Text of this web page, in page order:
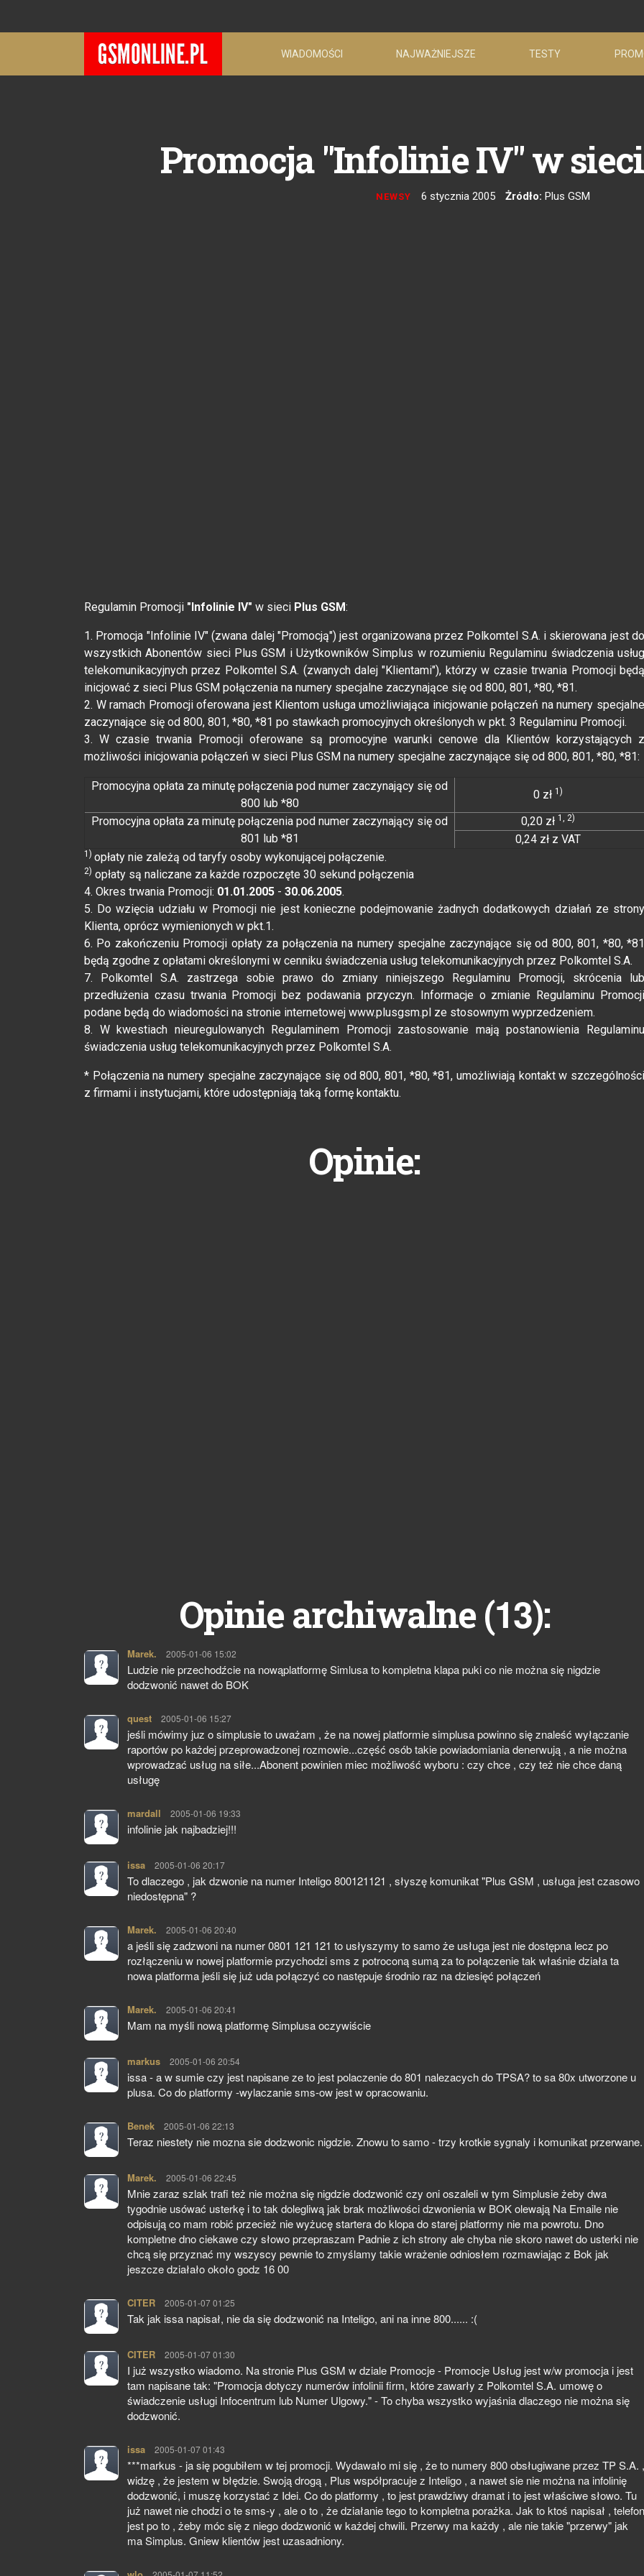
WIADOMOŚCI NAJWAŻNIEJSZE TESTY
Promocja "Infolinie IV" w
NEWSY 6 stycznia 2005 Żródło: Plus GSM
Regulamin Promocji "Infolinie IV" w sieci Plus GSM:
1. Promocja "Infolinie IV" (zwana dalej "Promocją") jest organizowana przez Polkomtel S.A. i skierowana jest do
wszystkich Abonentów sieci Plus GSM i Użytkowników Simplus w rozumieniu Regulaminu świadczenia usług
telekomunikacyjnych przez Polkomtel S.A. (zwanych dalej "Klientami"), którzy w czasie trwania Promocji będą
inicjować z sieci Plus GSM połączenia na numery specjalne zaczynające się od 800, 801, *80, *81.
2. W ramach Promocji oferowana jest Klientom usługa umożliwiająca inicjowanie połączeń na numery specjalne
zaczynające się od 800, 801, *80, *81 po stawkach promocyjnych określonych w pkt. 3 Regulaminu Promocji.
3. W czasie trwania Promocji oferowane są promocyjne warunki cenowe dla Klientów korzystających z
możliwości inicjowania połączeń w sieci Plus GSM na numery specjalne zaczynające się od 800, 801, *80, *81:
Promocyjna opłata za minutę połączenia pod numer zaczynający się od
800 lub *80
0 zł 1)
Promocyjna opłata za minutę połączenia pod numer zaczynający się od
801 lub *81
0,20 zł 1, 2)
0,24 zł z VAT
1) opłaty nie zależą od taryfy osoby wykonującej połączenie.
2) opłaty są naliczane za każde rozpoczęte 30 sekund połączenia
4. Okres trwania Promocji: 01.01.2005 - 30.06.2005.
5. Do wzięcia udziału w Promocji nie jest konieczne podejmowanie żadnych dodatkowych działań ze strony
Klienta, oprócz wymienionych w pkt.1.
6. Po zakończeniu Promocji opłaty za połączenia na numery specjalne zaczynające się od 800, 801, *80, *81
będą zgodne z opłatami określonymi w cenniku świadczenia usług telekomunikacyjnych przez Polkomtel S.A.
7. Polkomtel S.A. zastrzega sobie prawo do zmiany niniejszego Regulaminu Promocji, skrócenia lub
przedłużenia czasu trwania Promocji bez podawania przyczyn. Informacje o zmianie Regulaminu Promocji
podane będą do wiadomości na stronie internetowej www.plusgsm.pl ze stosownym wyprzedzeniem.
8. W kwestiach nieuregulowanych Regulaminem Promocji zastosowanie mają postanowienia Regulaminu
świadczenia usług telekomunikacyjnych przez Polkomtel S.A.
* Połączenia na numery specjalne zaczynające się od 800, 801, *80, *81, umożliwiają kontakt w szczególności
z firmami i instytucjami, które udostępniają taką formę kontaktu.
Opinie:
Opinie archiwalne (13):
Marek. pisze:
2005-01-06 15:02
Ludzie nie przechodźcie na nowąplatformę Simlusa to kompletna klapa puki co nie można się nigdzie
dodzwonić nawet do BOK
quest pisze:
2005-01-06 15:27
jeśli mówimy juz o simplusie to uważam , że na nowej platformie simplusa powinno się znaleść wyłączanie
raportów po każdej przeprowadzonej rozmowie...część osób takie powiadomiania denerwują , a nie można
wprowadzać usług na siłe...Abonent powinien miec możliwość wyboru : czy chce , czy też nie chce daną
usługę
mardall pisze:
2005-01-06 19:33
infolinie jak najbadziej!!!
issa pisze:
2005-01-06 20:17
To dlaczego , jak dzwonie na numer Inteligo 800121121 , słyszę komunikat "Plus GSM , usługa jest czasowo
niedostępna" ?
Marek. pisze:
2005-01-06 20:40
a jeśli się zadzwoni na numer 0801 121 121 to usłyszymy to samo że usługa jest nie dostępna lecz po
rozłączeniu w nowej platformie przychodzi sms z potroconą sumą za to połączenie tak właśnie działa ta
nowa platforma jeśli się już uda połączyć co następuje środnio raz na dziesięć połączeń
Marek. pisze:
2005-01-06 20:41
Mam na myśli nową platformę Simplusa oczywiście
markus pisze:
2005-01-06 20:54
issa - a w sumie czy jest napisane ze to jest polaczenie do 801 nalezacych do TPSA? to sa 80x utworzone u
plusa. Co do platformy -wylaczanie sms-ow jest w opracowaniu.
Benek pisze:
2005-01-06 22:13
Teraz niestety nie mozna sie dodzwonic nigdzie. Znowu to samo - trzy krotkie sygnaly i komunikat przerwane.
Marek. pisze:
2005-01-06 22:45
Mnie zaraz szlak trafi też nie można się nigdzie dodzwonić czy oni oszaleli w tym Simplusie żeby dwa
tygodnie usówać usterkę i to tak dolegliwą jak brak możliwości dzwonienia w BOK olewają Na Emaile nie
odpisują co mam robić przecież nie wyżucę startera do klopa do starej platformy nie ma powrotu. Dno
kompletne dno ciekawe czy słowo przepraszam Padnie z ich strony ale chyba nie skoro nawet do usterki nie
chcą się przyznać my wszyscy pewnie to zmyślamy takie wrażenie odniosłem rozmawiając z Bok jak
jeszcze działało około godz 16 00
CITER pisze:
2005-01-07 01:25
Tak jak issa napisał, nie da się dodzwonić na Inteligo, ani na inne 800...... :(
CITER pisze:
2005-01-07 01:30
I już wszystko wiadomo. Na stronie Plus GSM w dziale Promocje - Promocje Usług jest w/w promocja i jest
tam napisane tak: "Promocja dotyczy numerów infolinii firm, które zawarły z Polkomtel S.A. umowę o
świadczenie usługi Infocentrum lub Numer Ulgowy." - To chyba wszystko wyjaśnia dlaczego nie można się
dodzwonić.
issa pisze:
2005-01-07 01:43
***markus - ja się pogubiłem w tej promocji. Wydawało mi się , że to numery 800 obsługiwane przez TP S.A. ,
widzę , że jestem w błędzie. Swoją drogą , Plus współpracuje z Inteligo , a nawet sie nie można na infolinię
dodzwonić, i muszę korzystać z Idei. Co do platformy , to jest prawdziwy dramat i to jest właściwe słowo. Tu
już nawet nie chodzi o te sms-y , ale o to , że działanie tego to kompletna porażka. Jak to ktoś napisał , telefon
jest po to , żeby móc się z niego dodzwonić w każdej chwili. Przerwy ma każdy , ale nie takie "przerwy" jak
ma Simplus. Gniew klientów jest uzasadniony.